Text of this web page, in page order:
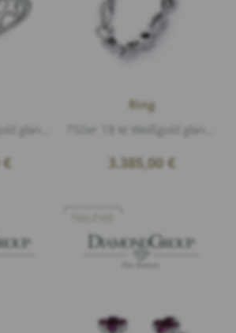
€
Ring
3.385,00 €